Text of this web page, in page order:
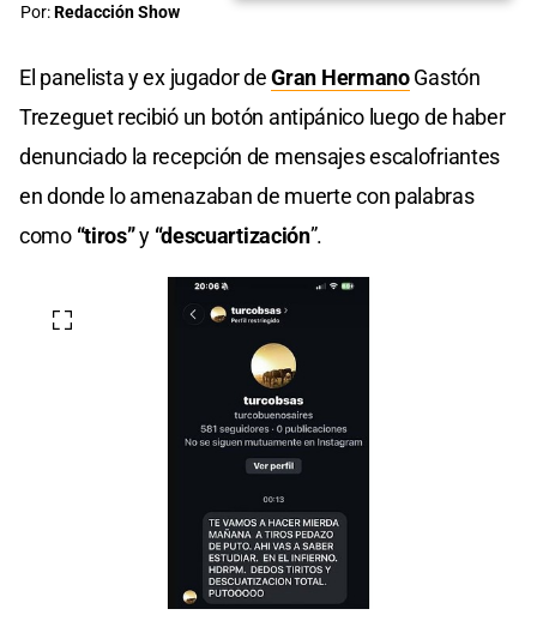
Por:Redacción Show
El panelista y ex jugador deGran HermanoGastón
Trezeguet recibió un botón antipánico luego de haber
denunciado la recepción de mensajes escalofriantes
en donde lo amenazaban de muerte con palabras
como“tiros”y “descuartización”.